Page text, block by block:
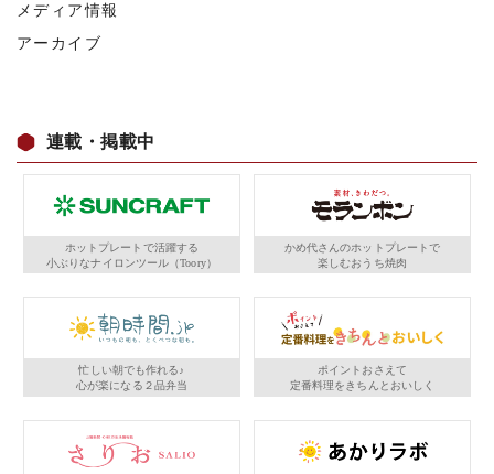
メディア情報
アーカイブ
連載・掲載中
ホットプレートで活躍する
小ぶりなナイロンツール（Toory）
かめ代さんのホットプレートで
楽しむおうち焼肉
忙しい朝でも作れる♪
心が楽になる２品弁当
ポイントおさえて
定番料理をきちんとおいしく